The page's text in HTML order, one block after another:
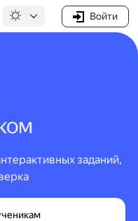
Войти
заданий,